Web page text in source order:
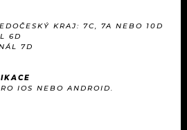
KRAJ: 7C, 7A NEBO 10D
6D
7D
IOS NEBO ANDROID.